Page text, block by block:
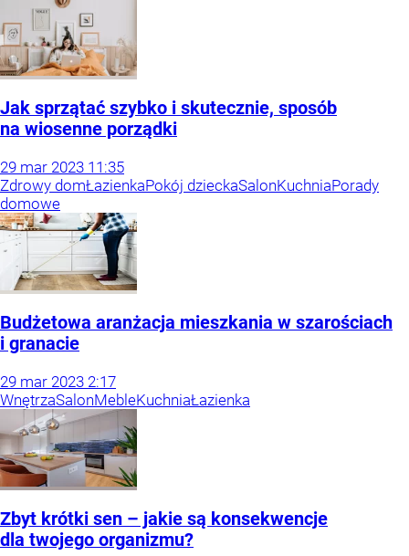
Jak sprzątać szybko i skutecznie, sposób
na wiosenne porządki
29 mar 2023 11:35
Zdrowy domŁazienkaPokój dzieckaSalonKuchniaPorady
domowe
Budżetowa aranżacja mieszkania w szarościach
i granacie
29 mar 2023 2:17
WnętrzaSalonMebleKuchniaŁazienka
Zbyt krótki sen – jakie są konsekwencje
dla twojego organizmu?